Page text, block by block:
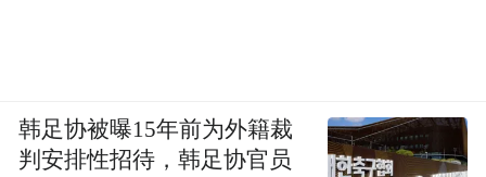
韩足协被曝15年前为外籍裁
判安排性招待，韩足协官员